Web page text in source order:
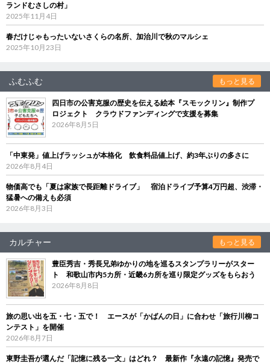
ランドむさしの村」
2025年11月4日
春だけじゃもったいないさくらの名所、加治川で秋のマルシェ
2025年10月23日
ふむふむ もっと見る
四日市の公害克服の歴史を伝える絵本『スモックリン』制作プ
ロジェクト クラウドファンディングで支援を募集
2026年8月5日
「中東発」値上げラッシュが本格化 飲食料品値上げ、約3年ぶりの多さに
2026年8月4日
物価高でも「夏は家族で長距離ドライブ」 宿泊ドライブ予算4万円超、渋滞・
猛暑への備えも必須
2026年8月3日
カルチャー もっと見る
豊臣秀吉・秀長兄弟ゆかりの地を巡るスタンプラリーがスター
ト 和歌山市内5カ所・近畿6カ所を巡り限定グッズをもらおう
2026年8月8日
旅の思い出を五・七・五で！ エースが「かばんの日」に合わせ「旅行川柳コ
ンテスト」を開催
2026年8月7日
東野圭吾が選んだ「記憶に残る一文」はどれ？ 最新作『永遠の記憶』発売で